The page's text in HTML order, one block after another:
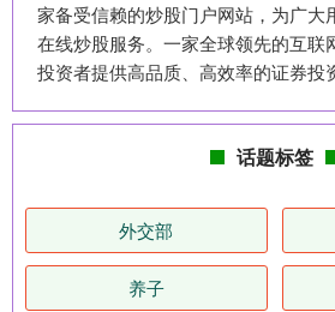
家备受信赖的炒股门户网站，为广大
在线炒股服务。一家全球领先的互联
投资者提供高品质、高效率的证券投
话题标签
外交部
养子